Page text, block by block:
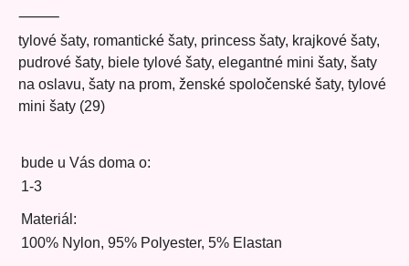
⸻
tylové šaty, romantické šaty, princess šaty, krajkové šaty,
pudrové šaty, biele tylové šaty, elegantné mini šaty, šaty
na oslavu, šaty na prom, ženské spoločenské šaty, tylové
mini šaty (29)
bude u Vás doma o:
1-3
Materiál:
100% Nylon, 95% Polyester, 5% Elastan